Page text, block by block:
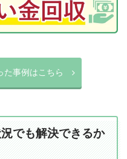
た事例はこちら
でも解決できるか